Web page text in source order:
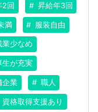
2回 昇給年3回
満 服装自由
業少なめ
生が充実
企業 職人
資格取得支援あり